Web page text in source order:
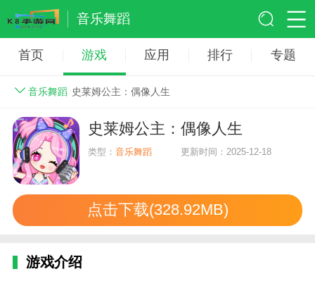
音乐舞蹈
首页 游戏 应用 排行 专题
音乐舞蹈 史莱姆公主：偶像人生
史莱姆公主：偶像人生
类型：音乐舞蹈 更新时间：2025-12-18
点击下载(328.92MB)
游戏介绍